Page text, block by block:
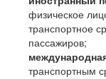
физическое
транспортное
пассажиров;
транспортным